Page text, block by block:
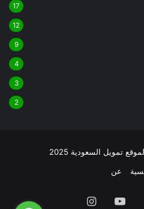
17
12
9
4
3
2
تمويل السعودية 2025
عن
‫YouTube